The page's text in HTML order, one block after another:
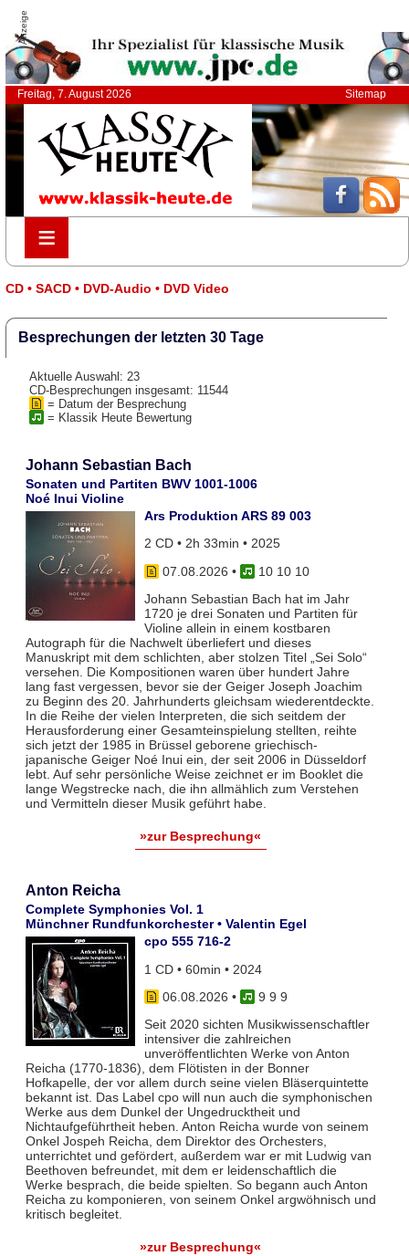
Anzeige
Freitag, 7. August 2026 Sitemap
≡
≡
CD • SACD • DVD-Audio • DVD Video
Besprechungen der letzten 30 Tage
Aktuelle Auswahl: 23
CD-Besprechungen insgesamt: 11544
= Datum der Besprechung
= Klassik Heute Bewertung
Johann Sebastian Bach
Sonaten und Partiten BWV 1001-1006
Noé Inui Violine
Ars Produktion ARS 89 003
2 CD • 2h 33min • 2025
07.08.2026 •
10 10 10
Johann Sebastian Bach hat im Jahr
1720 je drei Sonaten und Partiten für
Violine allein in einem kostbaren
Autograph für die Nachwelt überliefert und dieses
Manuskript mit dem schlichten, aber stolzen Titel „Sei Solo“
versehen. Die Kompositionen waren über hundert Jahre
lang fast vergessen, bevor sie der Geiger Joseph Joachim
zu Beginn des 20. Jahrhunderts gleichsam wiederentdeckte.
In die Reihe der vielen Interpreten, die sich seitdem der
Herausforderung einer Gesamteinspielung stellten, reihte
sich jetzt der 1985 in Brüssel geborene griechisch-
japanische Geiger Noé Inui ein, der seit 2006 in Düsseldorf
lebt. Auf sehr persönliche Weise zeichnet er im Booklet die
lange Wegstrecke nach, die ihn allmählich zum Verstehen
und Vermitteln dieser Musik geführt habe.
»zur Besprechung«
Anton Reicha
Complete Symphonies Vol. 1
Münchner Rundfunkorchester • Valentin Egel
cpo 555 716-2
1 CD • 60min • 2024
06.08.2026 •
9 9 9
Seit 2020 sichten Musikwissenschaftler
intensiver die zahlreichen
unveröffentlichten Werke von Anton
Reicha (1770-1836), dem Flötisten in der Bonner
Hofkapelle, der vor allem durch seine vielen Bläserquintette
bekannt ist. Das Label cpo will nun auch die symphonischen
Werke aus dem Dunkel der Ungedrucktheit und
Nichtaufgeführtheit heben. Anton Reicha wurde von seinem
Onkel Jospeh Reicha, dem Direktor des Orchesters,
unterrichtet und gefördert, außerdem war er mit Ludwig van
Beethoven befreundet, mit dem er leidenschaftlich die
Werke besprach, die beide spielten. So begann auch Anton
Reicha zu komponieren, von seinem Onkel argwöhnisch und
kritisch begleitet.
»zur Besprechung«